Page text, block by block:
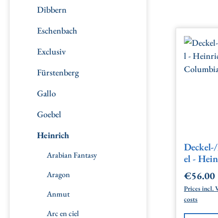
Dibbern
Eschenbach
Exclusiv
Fürstenberg
Gallo
Goebel
Heinrich
Arabian Fantasy
Aragon
Anmut
Arc en ciel
el -
Columbia
Regular
€56.00
Prices incl.
costs